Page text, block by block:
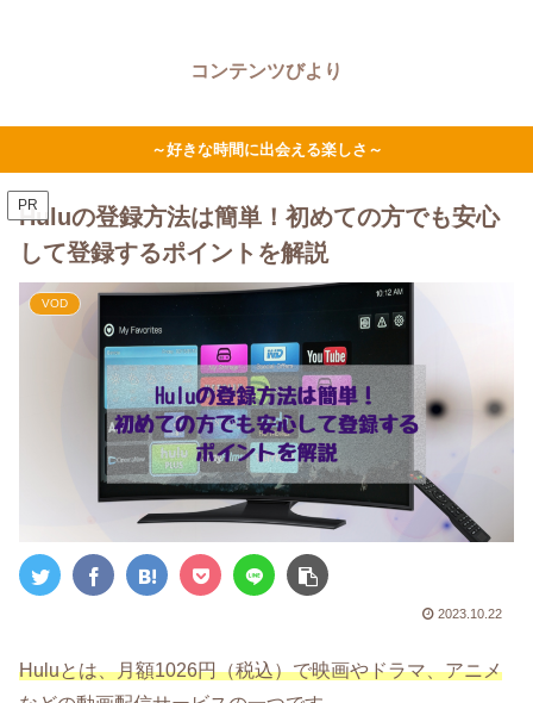
コンテンツびより
～好きな時間に出会える楽しさ～
PR
Huluの登録方法は簡単！初めての方でも安心
して登録するポイントを解説
VOD
2023.10.22
Huluとは、月額1026円（税込）で映画やドラマ、アニメ